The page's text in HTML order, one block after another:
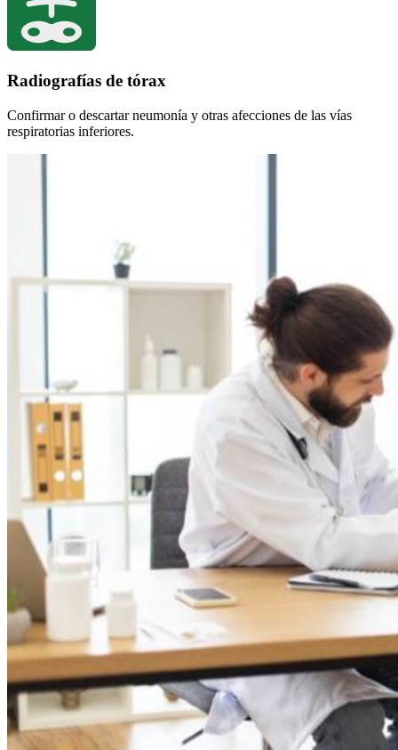
Radiografías de tórax
Confirmar o descartar neumonía y otras afecciones de las vías
respiratorias inferiores.